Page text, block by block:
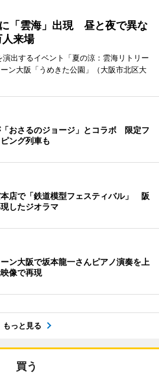
「雲海」出現 昼と夜で異な
来場
出するイベント「夏の涼：雲海リトリー
ン大阪「うめきた公園」（大阪市北区大
おさるのジョージ」とコラボ 限定フ
ング列車も
店で「鉄道模型フェスティバル」 阪
したジオラマ
ン大阪で坂本龍一さんピアノ演奏を上
像で再現
もっと見る
買う